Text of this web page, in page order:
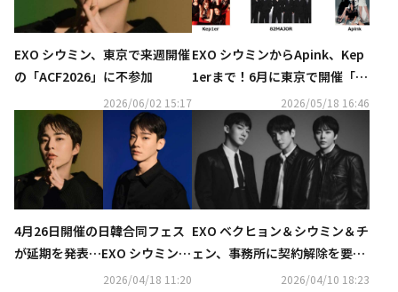
EXO シウミン、東京で来週開催
の「ACF2026」に不参加
2026/06/02 15:17
EXO シウミンからApink、Kep
1erまで！6月に東京で開催「A
CF2026」に出演決定2026/05/18 16:46
4月26日開催の日韓合同フェス
が延期を発表…EXO シウミン＆
チェンら、振替公演は不参加へ
2026/04/18 11:20
EXO ベクヒョン＆シウミン＆チ
ェン、事務所に契約解除を要
求…未精算金など契約違反を主
2026/04/10 18:23